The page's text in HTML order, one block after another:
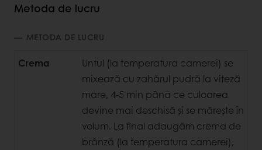
Metoda de lucru
METODA DE LUCRU
Crema
Untul (la temperatura camerei) se
mixează cu zahărul pudră la viteză
mare, 4-5 min până ce culoarea
devine mai deschisă şi se măreşte în
volum. La final adaugăm crema de
brânză (la temperatura camerei),